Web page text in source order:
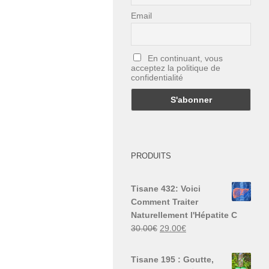
Email
En continuant, vous
acceptez la politique de
confidentialité
PRODUITS
Tisane 432: Voici
Comment Traiter
Naturellement l'Hépatite C
30.00€ Le
29.00€Le
est :
Tisane 195 : Goutte,